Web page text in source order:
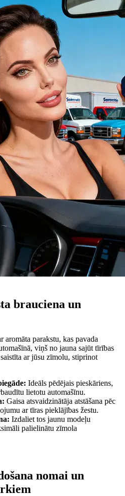
brauciena un
aromāta parakstu, kas pavada
viņš no jauna sajūt tīrības
ar jūsu zīmolu, stiprinot
Ideāls pēdējais pieskāriens,
lietotu automašīnu.
Gaisa atsvaidzinātāja atstāšana pēc
ar tīras pieklājības žestu.
Izdaliet tos jaunu modeļu
palielinātu zīmola
nomai un